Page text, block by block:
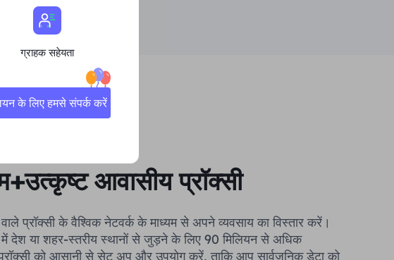
आवासीय प्रॉक्सी
प्रॉक्सी के वैश्विक नेटवर्क के माध्यम से अपने व्यवसाय का विस्तार करें।
में देश या शहर-स्तरीय स्थानों से जुड़ने के लिए 90 मिलियन से अधिक
को आसानी से सेट अप और उपयोग करें, ताकि आप सार्वजनिक डेटा को
ग्राहक सहेयता
के लिए हमसे संपर्क करें